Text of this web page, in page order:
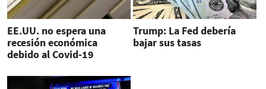
EE.UU. no espera una
recesión económica
debido al Covid-19
Trump: La Fed debería
bajar sus tasas